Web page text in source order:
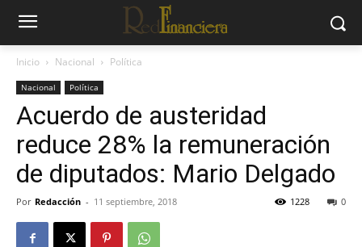
Inicio Nacional Política
Nacional Política
Acuerdo de austeridad
reduce 28% la remuneración
de diputados: Mario Delgado
Por Redacción - 11 septiembre, 2018 0
1228